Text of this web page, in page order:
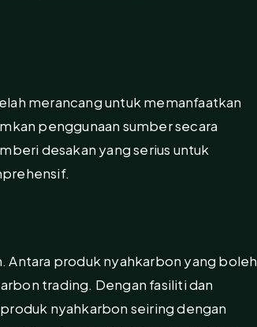
merancang untuk memanfaatkan
penggunaan sumber secara
desakan yang serius untuk
Antara produk nyahkarbon yang boleh
trading. Dengan fasiliti dan
nyahkarbon seiring dengan